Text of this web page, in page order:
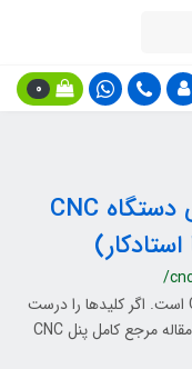
0
پنل اپراتوری و کلیدهای کنترلی دستگاه CNC
/
پنل اپراتوری رابط مستقیم انسان و دستگاه CNC است. اگر کلیدها را درست
نشناسی، نه ایمن کار می‌کنی و نه حرفه‌ای. این مقاله مرجع کامل پنل CNC